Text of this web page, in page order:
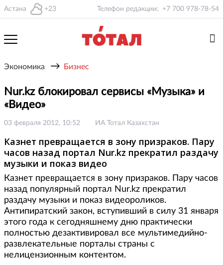
Астана +23 Телефон редакции: +7 700 978-78-54
Экономика → Бизнес
Nur.kz блокировал сервисы «Музыка» и
«Видео»
03 февраля 2012, 10:52 ИА Тотал Казахстан
Казнет превращается в зону призраков. Пару
часов назад портал Nur.kz прекратил раздачу
музыки и показ видео
Казнет превращается в зону призраков. Пару часов
назад популярный портал Nur.kz прекратил
раздачу музыки и показ видеороликов.
Антипиратский закон, вступивший в силу 31 января
этого года к сегодняшнему дню практически
полностью дезактивировал все мультимедийно-
развлекательные порталы страны с
нелицензионным контентом.